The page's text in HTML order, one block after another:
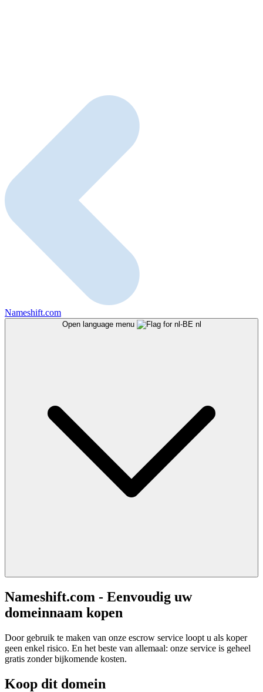
Nameshift.com
Open language menu nl
Nameshift.com - Eenvoudig uw
domeinnaam kopen
Door gebruik te maken van onze escrow service loopt u als koper
geen enkel risico. En het beste van allemaal: onze service is geheel
gratis zonder bijkomende kosten.
Koop dit domein